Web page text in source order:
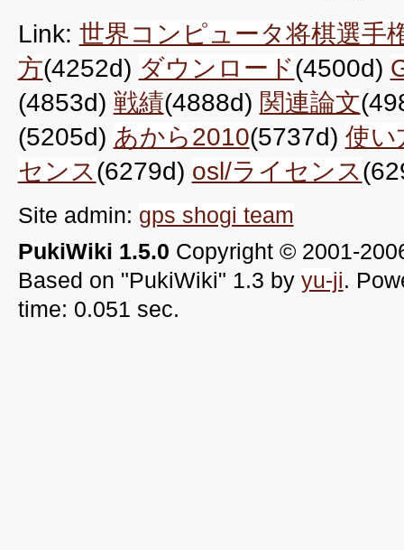
Link: 世界コンピュータ将棋選手
方(4252d) ダウンロード(4500d)
(4853d) 戦績(4888d) 関連論文
(5205d) あから2010(5737d) 使い
センス(6279d) osl/ライセンス
Site admin: gps shogi team
PukiWiki 1.5.0 Copyright © 2001-
Based on "PukiWiki" 1.3 by yu-ji.
time: 0.051 sec.